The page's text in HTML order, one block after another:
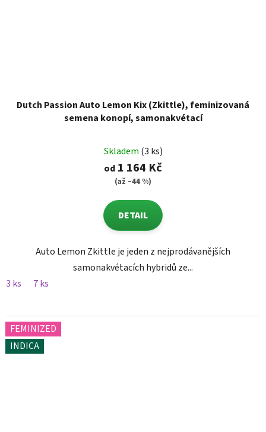
Dutch Passion Auto Lemon Kix (Zkittle), feminizovaná
semena konopí, samonakvétací
Skladem (3 ks)
od 1 164 Kč
(až –44 %)
DETAIL
Auto Lemon Zkittle je jeden z nejprodávanějších
samonakvétacích hybridů ze...
3 ks
7 ks
FEMINIZED
INDICA